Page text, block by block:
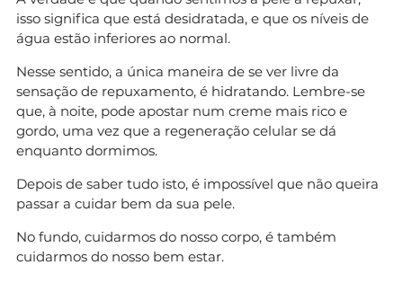
isso significa que está desidratada, e que os níveis de
água estão inferiores ao normal.
Nesse sentido, a única maneira de se ver livre da
sensação de repuxamento, é hidratando. Lembre-se
que, à noite, pode apostar num creme mais rico e
gordo, uma vez que a regeneração celular se dá
enquanto dormimos.
Depois de saber tudo isto, é impossível que não queira
passar a cuidar bem da sua pele.
No fundo, cuidarmos do nosso corpo, é também
cuidarmos do nosso bem estar.